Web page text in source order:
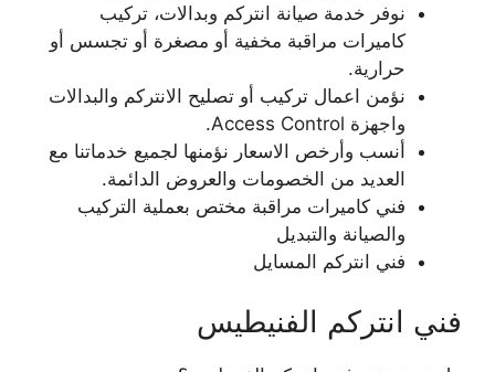
نوفر خدمة صيانة انتركم وبدالات، تركيب
كاميرات مراقبة مخفية أو مصغرة أو تجسس أو
حرارية.
نؤمن اعمال تركيب أو تصليح الانتركم والبدالات
واجهزة Access Control.
أنسب وأرخص الاسعار نؤمنها لجميع خدماتنا مع
العديد من الخصومات والعروض الدائمة.
فني كاميرات مراقبة مختص بعملية التركيب
والصيانة والتبديل
فني انتركم المسايل
فني انتركم الفنيطيس